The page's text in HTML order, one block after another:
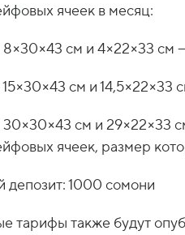
ячеек в месяц:
см и 4×22×33 см
см и 14,5×22×33
см и 29×22×33
ячеек, размер
депозит: 1000 сомони
тарифы также будут